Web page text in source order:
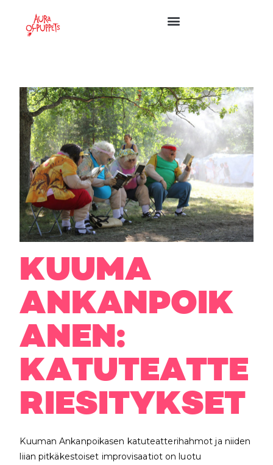
KUUMA
ANKANPOIK
ANEN:
KATUTEATTE
RIESITYKSET
Kuuman Ankanpoikasen katuteatterihahmot ja niiden
liian pitkäkestoiset improvisaatiot on luotu